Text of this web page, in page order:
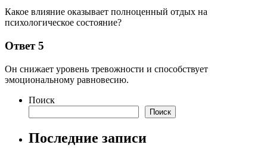
Какое влияние оказывает полноценный отдых на
психологическое состояние?
Ответ 5
Он снижает уровень тревожности и способствует
эмоциональному равновесию.
Поиск
Поиск
Последние записи